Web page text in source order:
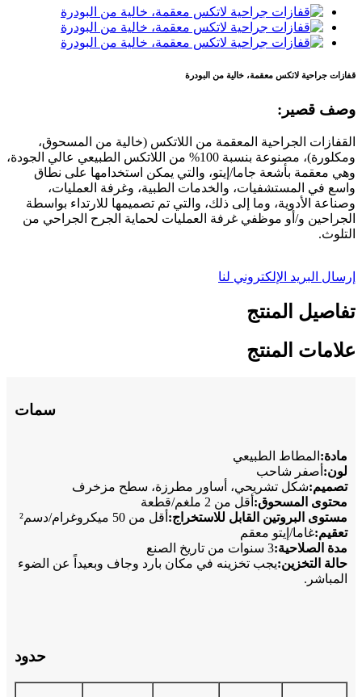
قفازات جراحية لاتكس معقمة، خالية من البودرة
وصف قصير:
القفازات الجراحية المعقمة من اللاتكس (خالية من المسحوق،
ومكلورة)، مصنوعة بنسبة 100% من اللاتكس الطبيعي عالي الجودة،
وهي معقمة بأشعة جاما/إيتو، والتي يمكن استخدامها على نطاق
واسع في المستشفيات، والخدمات الطبية، وغرفة العمليات،
وصناعة الأدوية، وما إلى ذلك، والتي تم تصميمها للارتداء بواسطة
الجراحين و/أو موظفي غرفة العمليات لحماية الجرح الجراحي من
التلوث.
إرسال البريد الإلكتروني لنا
تفاصيل المنتج
علامات المنتج
سمات
مادة: المطاط الطبيعي
لون: أصفر شاحب
تصميم:شكل تشريحي، أساور مطرزة، سطح مزخرف
محتوى المسحوق: أقل من 2 ملغم/قطعة
مستوى البروتين القابل للاستخراج: أقل من 50 ميكروغرام/دسم²
تعقيم:غاما/إيتو معقم
مدة الصلاحية:3 سنوات من تاريخ الصنع
حالة التخزين:يجب تخزينه في مكان بارد وجاف وبعيداً عن الضوء
المباشر.
حدود